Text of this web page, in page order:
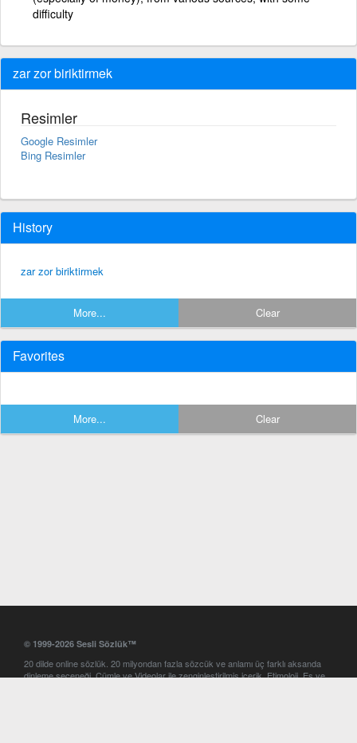
difficulty
zar zor biriktirmek
Resimler
Google Resimler
Bing Resimler
History
zar zor biriktirmek
More... Clear
Favorites
More... Clear
© 1999-2026 Sesli Sözlük™
20 dilde online sözlük. 20 milyondan fazla sözcük ve anlamı üç farklı aksanda
dinleme seçeneği. Cümle ve Videolar ile zenginleştirilmiş içerik. Etimoloji, Eş ve